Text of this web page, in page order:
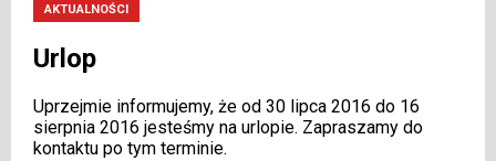
AKTUALNOŚCI
Urlop
Uprzejmie informujemy, że od 30 lipca 2016 do 16
sierpnia 2016 jesteśmy na urlopie. Zapraszamy do
kontaktu po tym terminie.